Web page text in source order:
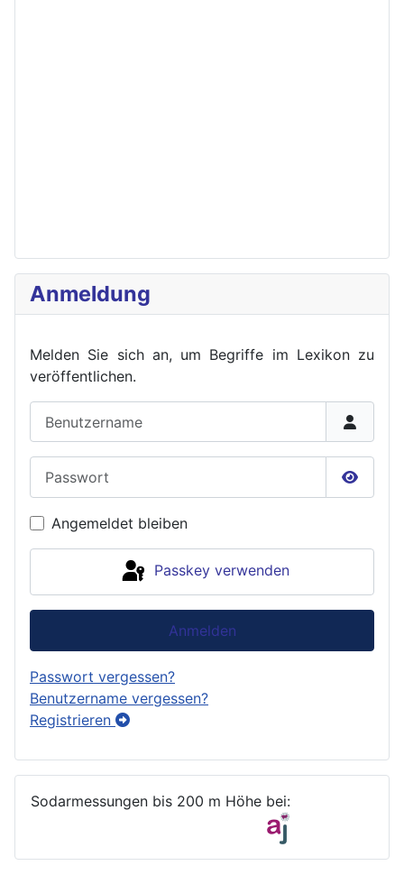
Anmeldung
Melden Sie sich an, um Begriffe im Lexikon zu
veröffentlichen.
Angemeldet bleiben
Passkey verwenden
Anmelden
Passwort vergessen?
Benutzername vergessen?
Registrieren
Sodarmessungen bis 200 m Höhe bei: